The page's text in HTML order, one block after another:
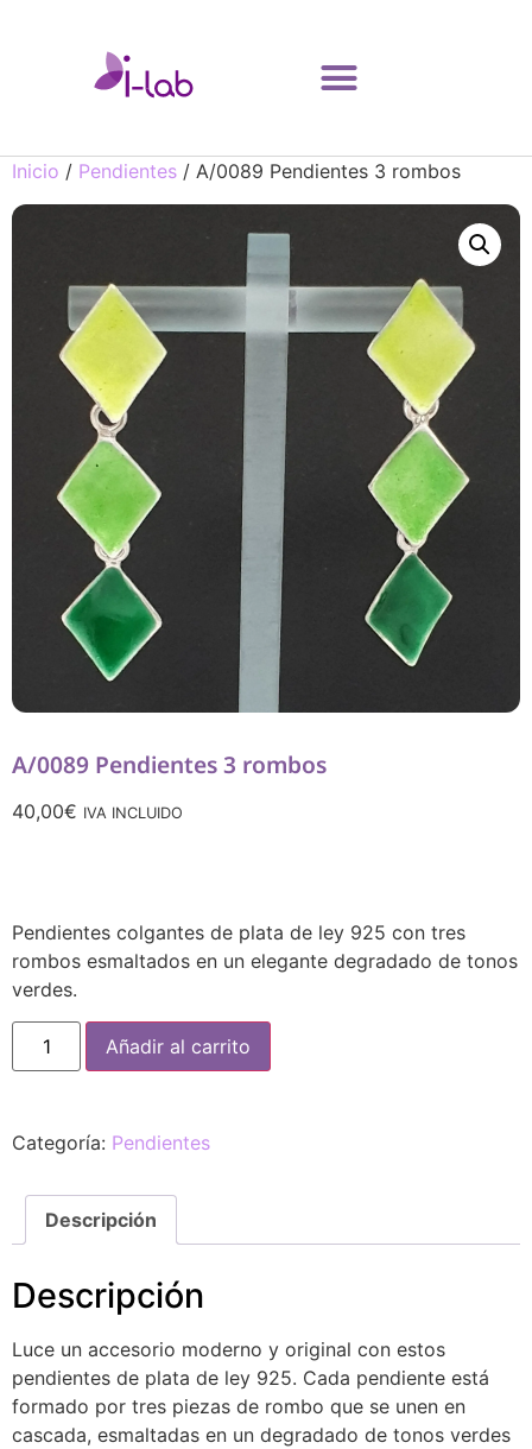
Inicio / Pendientes / A/0089 Pendientes 3 rombos
A/0089 Pendientes 3 rombos
40,00€ IVA INCLUIDO
Pendientes colgantes de plata de ley 925 con tres
rombos esmaltados en un elegante degradado de tonos
verdes.
Añadir al carrito
Categoría: Pendientes
Descripción
Descripción
Luce un accesorio moderno y original con estos
pendientes de plata de ley 925. Cada pendiente está
formado por tres piezas de rombo que se unen en
cascada, esmaltadas en un degradado de tonos verdes